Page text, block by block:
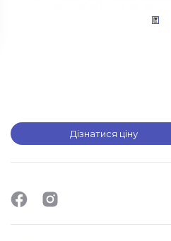
Дізнатися ціну